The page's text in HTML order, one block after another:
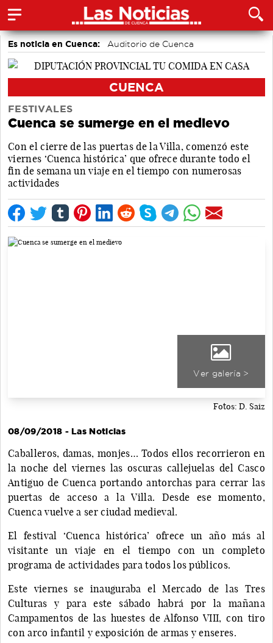
Es noticia en Cuenca: Auditorio de Cuenca
CUENCA
FESTIVALES
Cuenca se sumerge en el medievo
Con el cierre de las puertas de la Villa, comenzó este
viernes ‘Cuenca histórica’ que ofrece durante todo el
fin de semana un viaje en el tiempo con numerosas
actividades
Ver galería >
Fotos: D. Saiz
08/09/2018 - Las Noticias
Caballeros, damas, monjes… Todos ellos recorrieron en
la noche del viernes las oscuras callejuelas del Casco
Antiguo de Cuenca portando antorchas para cerrar las
puertas de acceso a la Villa. Desde ese momento,
Cuenca vuelve a ser ciudad medieval.
El festival ‘Cuenca histórica’ ofrece un año más al
visitante un viaje en el tiempo con un completo
programa de actividades para todos los públicos.
Este viernes se inauguraba el Mercado de las Tres
Culturas y para este sábado habrá por la mañana
Campamentos de las huestes de Alfonso VIII, con tiro
con arco infantil y exposición de armas y enseres.